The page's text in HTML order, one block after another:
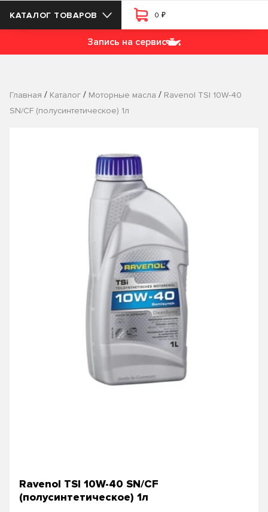
КАТАЛОГ ТОВАРОВ 0 ₽
Запись на сервис
Главная / Каталог / Моторные масла / Ravenol TSI 10W-40
SN/CF (полусинтетическое) 1л
Ravenol TSI 10W-40 SN/CF
(полусинтетическое) 1л